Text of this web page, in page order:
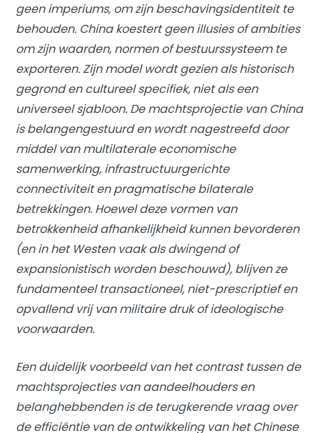
geen imperiums, om zijn beschavingsidentiteit te
behouden. China koestert geen illusies of ambities
om zijn waarden, normen of bestuurssysteem te
exporteren. Zijn model wordt gezien als historisch
gegrond en cultureel specifiek, niet als een
universeel sjabloon. De machtsprojectie van China
is belangengestuurd en wordt nagestreefd door
middel van multilaterale economische
samenwerking, infrastructuurgerichte
connectiviteit en pragmatische bilaterale
betrekkingen. Hoewel deze vormen van
betrokkenheid afhankelijkheid kunnen bevorderen
(en in het Westen vaak als dwingend of
expansionistisch worden beschouwd), blijven ze
fundamenteel transactioneel, niet-prescriptief en
opvallend vrij van militaire druk of ideologische
voorwaarden.
Een duidelijk voorbeeld van het contrast tussen de
machtsprojecties van aandeelhouders en
belanghebbenden is de terugkerende vraag over
de efficiëntie van de ontwikkeling van het Chinese